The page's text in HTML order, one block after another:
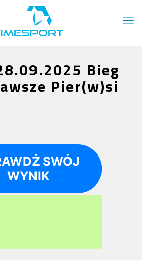
Bieg
Pier(w)si
SWÓJ
WYNIK